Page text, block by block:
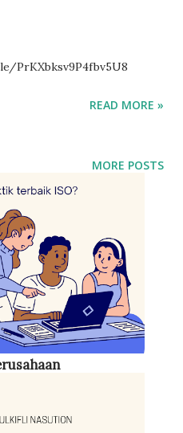
PrKXbksv9P4fbv5U8
READ MORE »
MORE POSTS